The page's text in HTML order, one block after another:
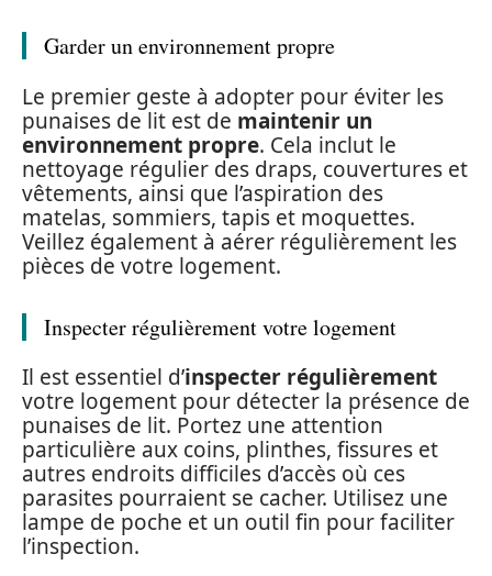
Garder un environnement propre
Le premier geste à adopter pour éviter les
punaises de lit est de maintenir un
environnement propre. Cela inclut le
nettoyage régulier des draps, couvertures et
vêtements, ainsi que l’aspiration des
matelas, sommiers, tapis et moquettes.
Veillez également à aérer régulièrement les
pièces de votre logement.
Inspecter régulièrement votre logement
Il est essentiel d’inspecter régulièrement
votre logement pour détecter la présence de
punaises de lit. Portez une attention
particulière aux coins, plinthes, fissures et
autres endroits difficiles d’accès où ces
parasites pourraient se cacher. Utilisez une
lampe de poche et un outil fin pour faciliter
l’inspection.